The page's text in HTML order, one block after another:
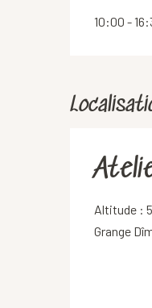
10:00 -
Altitude :
Grange